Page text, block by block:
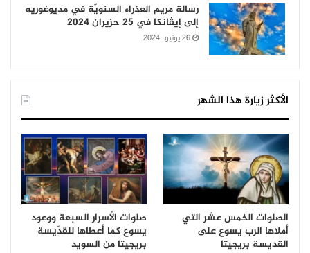
رسالة مريم العذراء السنويّة في مديوغوريه
إلى إيڤانكا في 25 حزيران 2024
26 يونيو، 2024
الأكثر زيارة هذا الشهر
الصلوات الخمس عشر التي
أملاها الرب يسوع على
القديسة بريجيتا
صلوات الأسرار السبعة ووعود
يسوع كما أعطاها للقدّيسة
بريجيتا من السويد